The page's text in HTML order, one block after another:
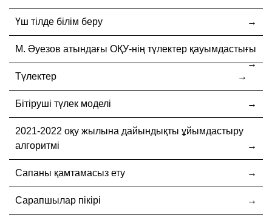
Үш тілде білім беру
М. Әуезов атындағы ОҚУ-нің түлектер қауымдастығы
Түлектер
Бітіруші түлек моделі
2021-2022 оқу жылына дайындықты ұйымдастыру
алгоритмі
Сапаны қамтамасыз ету
Сарапшылар пікірі